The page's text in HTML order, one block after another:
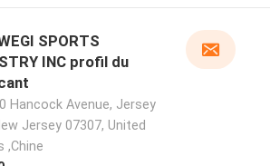
SPORTS
INC profil du
Hancock Avenue, Jersey
Jersey 07307, United
,Chine